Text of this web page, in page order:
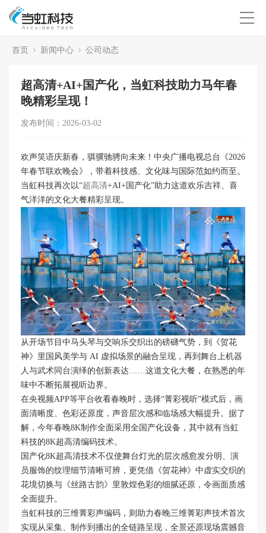
首页 新闻中心 公司动态
超高清+AI+国产化，当虹科技助力马年春
晚精彩呈现！
发布时间：2026-03-02
欢声笑语庆新春，骐骥驰骋向未来！中央广播电视总台《2026
年春节联欢晚会》，带着科技感、文化味与国际范如约而至。
当虹科技再次以“超高清+AI+国产化”助力这道欢乐吉祥、喜
气洋洋的文化大餐精彩呈现。
从开场节目中马头琴与交响乐交织出的磅礴气势，到《贺花
神》里国风美学与 AI 虚拟场景的融合呈现，再到舞台上机器
人与武术同台演绎的创新表达……这道文化大餐，在熟悉的年
味中不断拓展视听边界。
在央视频APP等平台收看春晚时，选择“菁彩视听”模式后，画
面清晰度、色彩还原度，声音层次感和临场感大幅提升。据了
解，今年春晚8K制作全面采用全国产化设备，其中就有当虹
科技的8K超高清编码技术。
国产化8K超高清技术不仅使舞台灯光的层次感愈发分明、演
员服饰的纹理细节清晰可辨，更凭借《贺花神》中虚实交织的
花境切换与《丝路古韵》里敦煌色彩的细腻还原，令画面质感
全面提升。
当虹科技的三维菁彩声编码，则助力春晚三维菁彩声技术首次
实现从采集、制作到播出的全链路呈现，全景还原现场震撼音